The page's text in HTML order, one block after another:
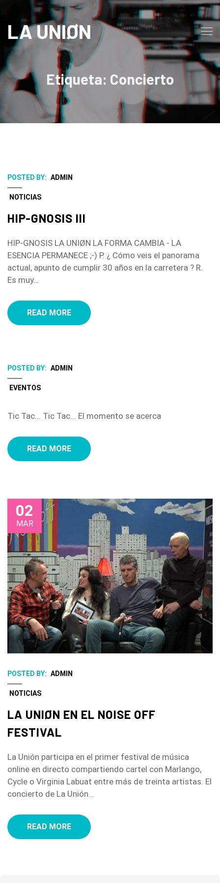
LA UNIØN
Etiqueta: Concierto
POSTED BY: ADMIN
NOTICIAS
HIP-GNOSIS III
HIP-GNOSIS LA UNIØN LA FORMA CAMBIA - LA
ESENCIA PERMANECE ;-) P. ¿ Cómo veis el panorama
actual, apunto de cumplir 30 años en la carretera ? R.
Es muy…
READ MORE
POSTED BY: ADMIN
EVENTOS
Tic Tac... Tic Tac... El momento se acerca
READ MORE
02
MAR
POSTED BY: ADMIN
NOTICIAS
LA UNIØN EN EL NOISE OFF
FESTIVAL
La Unión participa en el primer festival de música
online en directo compartiendo cartel con Marlango,
Cycle o Virginia Labuat entre más de treinta artistas. El
concierto de La Unión…
READ MORE